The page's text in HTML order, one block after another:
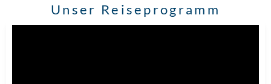
Unser Reiseprogramm